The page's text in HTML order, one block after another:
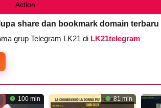
Action
share dan bookmark domain terbaru
grup Telegram LK21 di LK21telegram
100 min 81 min